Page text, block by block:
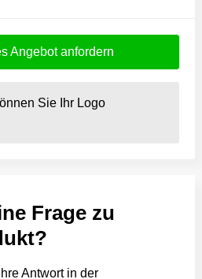
Angebot anfordern
Sie Ihr Logo
Frage zu
Antwort in der